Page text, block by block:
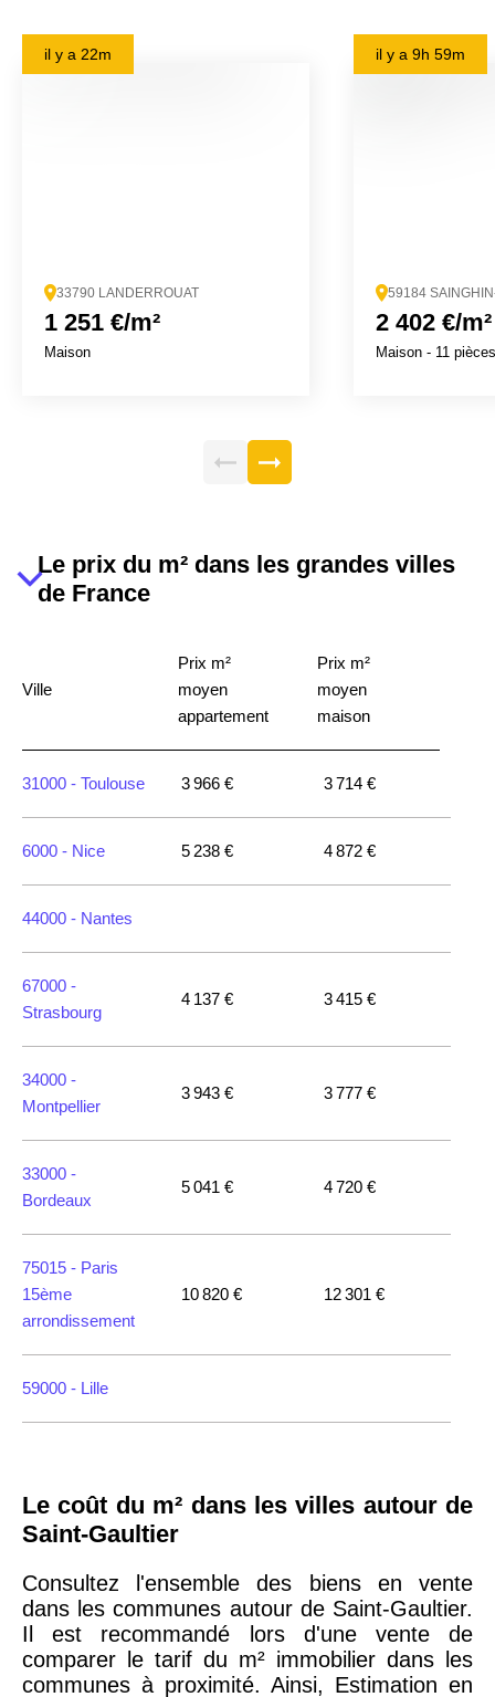
il y a 22m
33790 LANDERROUAT
1 251 €/m²
Maison
il y a 9h 59m
59184
2 402 €/m²
Maison - 11 pièces
Le prix du m² dans les grandes villes
de France
Ville
Prix m²
moyen
appartement
Prix m²
moyen
maison
31000 - Toulouse 3 966 € 3 714 €
6000 - Nice 5 238 € 4 872 €
44000 - Nantes
67000 -
Strasbourg
4 137 € 3 415 €
34000 -
Montpellier
3 943 € 3 777 €
33000 -
Bordeaux
5 041 € 4 720 €
75015 - Paris
15ème
arrondissement
10 820 € 12 301 €
59000 - Lille
75018 -
Paris
arrondissement
75020 -Paris
20ème
9 623 € 11 141 €
Le coût du m² dans les villes autour de
Saint-Gaultier
Consultez l'ensemble des biens en vente
dans les communes autour de Saint-Gaultier.
Il est recommandé lors d'une vente de
comparer le tarif du m² immobilier dans les
communes à proximité. Ainsi, Estimation en